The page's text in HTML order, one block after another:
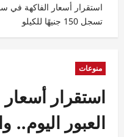
استقرار أسعار الفاكهة في
تسجل 150 جنيهًا للكيلو
منوعات
استقرار
العبور اليوم..